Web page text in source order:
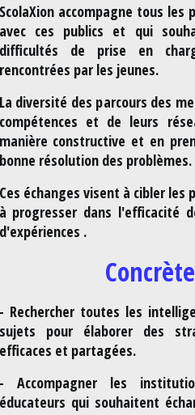
accompagne tous
ces publics et qui
de prise en
par les jeunes.
diversité des parcours des
et de leurs
constructive et en
résolution des problèmes.
échanges visent à cibler
progresser dans l'efficacité
.
Rechercher toutes les
pour élaborer des
et partagées.
Accompagner les
qui souhaitent